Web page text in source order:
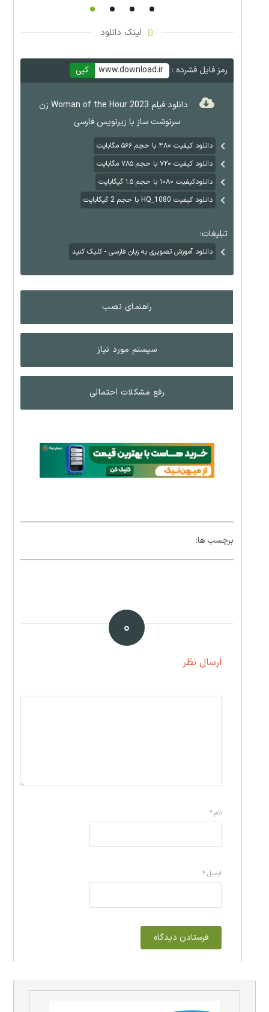
لینک دانلود
رمز فایل فشرده : www.download.ir کپی
دانلود فیلم Woman of the Hour 2023 زن
سرنوشت‌ ساز با زیرنویس فارسی
دانلود کیفیت ۴۸۰ با حجم ۵۶۶ مگابایت
دانلود کیفیت ۷۲۰ با حجم ۷۸۵ مگابایت
دانلودکیفیت ۱۰۸۰ با حجم ۱.۵ گیگابایت
دانلود کیفیت HQ_1080 با حجم 2 گیگابایت
تبلیغات:
دانلود آموزش تصویری به زبان فارسی - کلیک کنید
راهنمای نصب
سیستم مورد نیاز
رفع مشکلات احتمالی
برچسب ها:
۰
ارسال نظر
نام*
ایمیل*